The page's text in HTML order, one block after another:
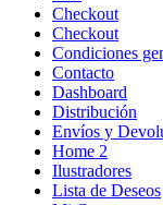
Checkout
Checkout
Condiciones
Contacto
Dashboard
Distribución
Envíos y
Home 2
Ilustradores
Lista de Deseos